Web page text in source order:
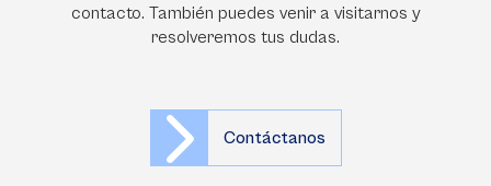
contacto. También puedes venir a visitarnos y
resolveremos tus dudas.
Contáctanos